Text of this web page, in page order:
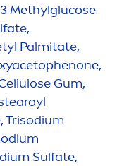
Methylglucose
Palmitate,
xyacetophenone,
Gum,
Trisodium
Sulfate,